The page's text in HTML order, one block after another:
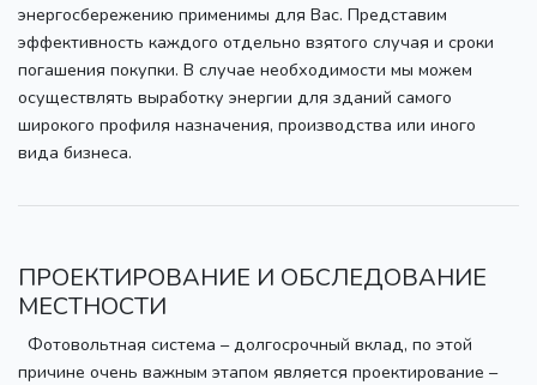
энергосбережению применимы для Вас. Представим
эффективность каждого отдельно взятого случая и сроки
погашения покупки. В случае необходимости мы можем
осуществлять выработку энергии для зданий самого
широкого профиля назначения, производства или иного
вида бизнеса.
ПРОЕКТИРОВАНИЕ И ОБСЛЕДОВАНИЕ
МЕСТНОСТИ
Фотовольтная система – долгосрочный вклад, по этой
причине очень важным этапом является проектирование –